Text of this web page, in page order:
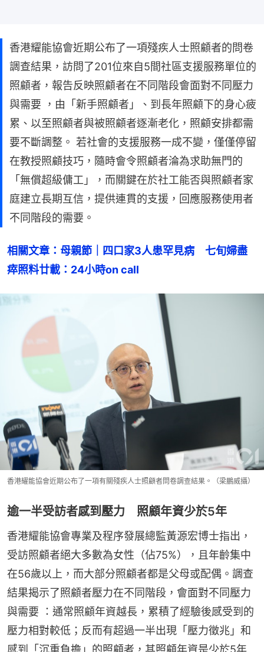
香港耀能協會近期公布了一項殘疾人士照顧者的問卷
調查結果，訪問了201位來自5間社區支援服務單位的
照顧者，報告反映照顧者在不同階段會面對不同壓力
與需要 ，由「新手照顧者」、到長年照顧下的身心疲
累、以至照顧者與被照顧者逐漸老化，照顧安排都需
要不斷調整。 若社會的支援服務一成不變，僅僅停留
在教授照顧技巧，隨時會令照顧者淪為求助無門的
「無償超級傭工」，而關鍵在於社工能否與照顧者家
庭建立長期互信，提供連貫的支援，回應服務使用者
不同階段的需要。
相關文章：母親節｜四口家3人患罕見病　七旬婦盡
瘁照料廿載：24小時on call
香港耀能協會近期公布了一項有關殘疾人士照顧者問卷調查結果。（梁鵬威攝）
逾一半受訪者感到壓力 照顧年資少於5年
香港耀能協會專業及程序發展總監黃源宏博士指出，
受訪照顧者絕大多數為女性（佔75%），且年齡集中
在56歲以上，而大部分照顧者都是父母或配偶。調查
結果揭示了照顧者壓力在不同階段，會面對不同壓力
與需要 ：通常照顧年資越長，累積了經驗後感受到的
壓力相對較低；反而有超過一半出現「壓力徵兆」和
感到「沉重負擔」的照顧者，其照顧年資是少於5年